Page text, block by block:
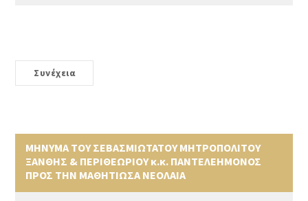
Συνέχεια
ΜΗΝΥΜΑ ΤΟΥ ΣΕΒΑΣΜΙΩΤΑΤΟΥ ΜΗΤΡΟΠΟΛΙΤΟΥ
ΞΑΝΘΗΣ & ΠΕΡΙΘΕΩΡΙΟΥ κ.κ. ΠΑΝΤΕΛΕΗΜΟΝΟΣ
ΠΡΟΣ ΤΗΝ ΜΑΘΗΤΙΩΣΑ ΝΕΟΛΑΙΑ